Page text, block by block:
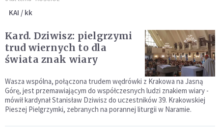
KAI / kk
Kard. Dziwisz: pielgrzymi
trud wiernych to dla
świata znak wiary
Wasza wspólna, połączona trudem wędrówki z Krakowa na Jasną
Górę, jest przemawiającym do współczesnych ludzi znakiem wiary -
mówił kardynał Stanisław Dziwisz do uczestników 39. Krakowskiej
Pieszej Pielgrzymki, zebranych na porannej liturgii w Naramie.